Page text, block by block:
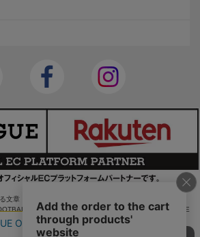
文章・画像等の無断での複製・転載を禁止します。
LEAGUE Rakuten Group, Inc. ALL RIGHTS RE
SERVED.